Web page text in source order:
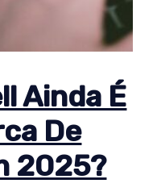
Ainda É
De
2025?